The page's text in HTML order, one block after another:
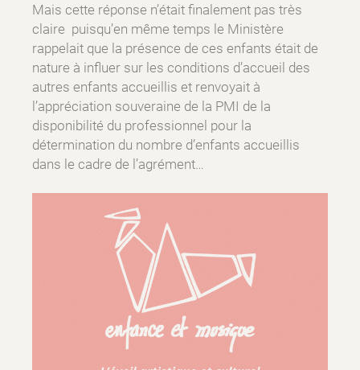
Mais cette réponse n’était finalement pas très
claire puisqu’en même temps le Ministère
rappelait que la présence de ces enfants était de
nature à influer sur les conditions d’accueil des
autres enfants accueillis et renvoyait à
l’appréciation souveraine de la PMI de la
disponibilité du professionnel pour la
détermination du nombre d’enfants accueillis
dans le cadre de l’agrément…